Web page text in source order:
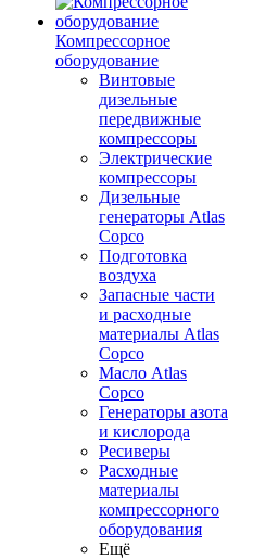
Компрессорное
оборудование
Винтовые
дизельные
передвижные
компрессоры
Электрические
компрессоры
Дизельные
генераторы Atlas
Copco
Подготовка
воздуха
Запасные части
и расходные
материалы Atlas
Copco
Масло Atlas
Copco
Генераторы азота
и кислорода
Ресиверы
Расходные
материалы
компрессорного
оборудования
Ещё